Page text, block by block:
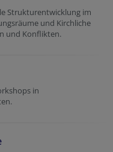
Strukturentwicklung im
und Kirchliche
und Konflikten.
in